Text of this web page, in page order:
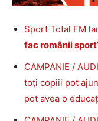
Sport Total FM
fac românii sport
CAMPANIE /
toți copiii pot
pot avea o